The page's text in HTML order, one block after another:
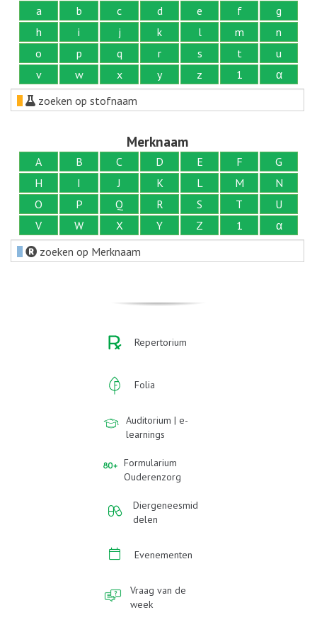
a b c d e f
g
h
i j k l m
n
o
p q r s t
u
v
w x y z 1
α
zoeken op stofnaam
Merknaam
A B C D E F
G
H
I J K L M
N
O
P Q R S T
U
V
W X Y Z 1
α
zoeken op Merknaam
Repertorium
Folia
Auditorium | e-
learnings
Formularium
Ouderenzorg
Diergeneesmid
delen
Evenementen
Vraag van de
week